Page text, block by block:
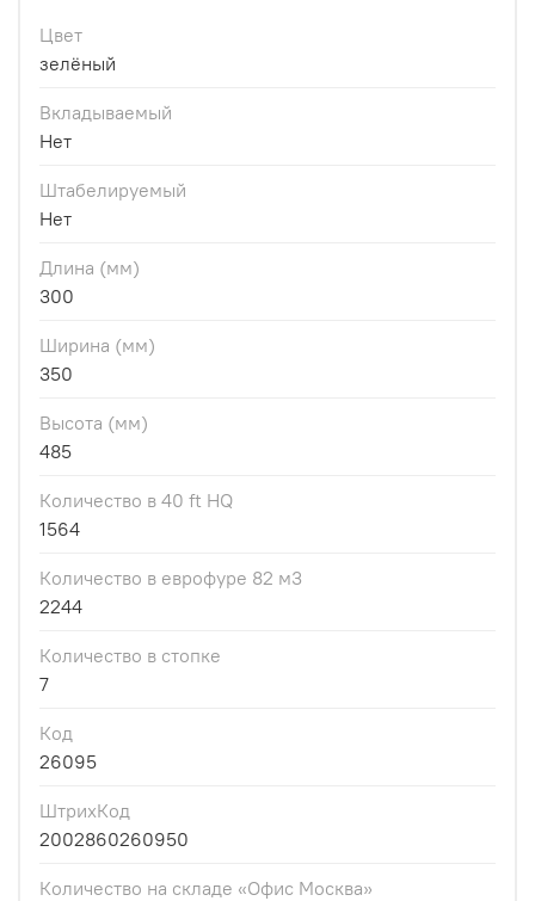
Цвет
зелёный
Вкладываемый
Нет
Штабелируемый
Нет
Длина (мм)
300
Ширина (мм)
350
Высота (мм)
485
Количество в 40 ft HQ
1564
Количество в еврофуре 82 м3
2244
Количество в стопке
7
Код
26095
ШтрихКод
2002860260950
Количество на складе «Офис Москва»